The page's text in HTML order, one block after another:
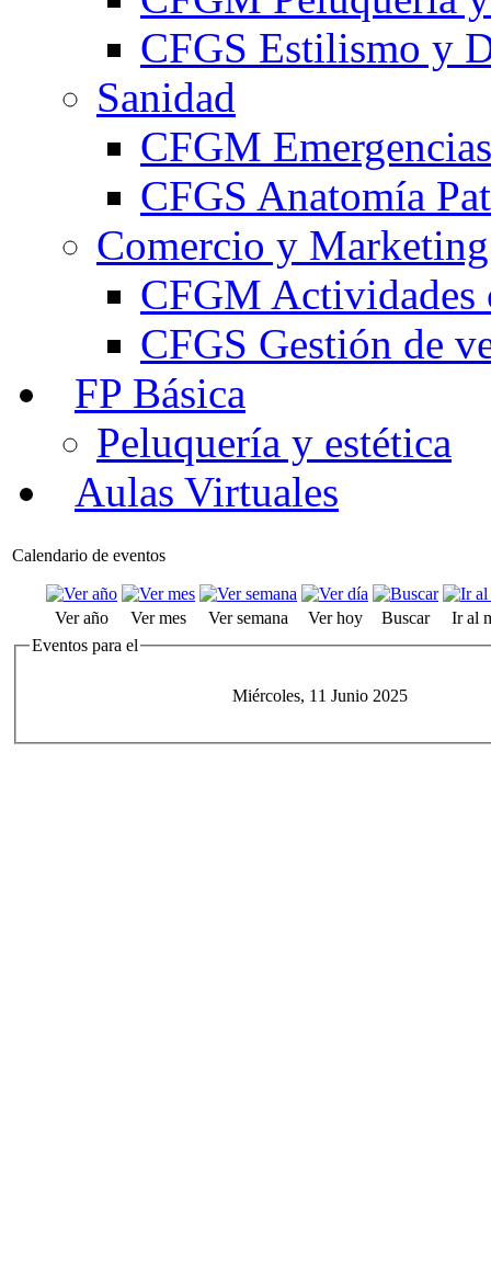
CFGS Estilismo y
Sanidad
CFGM
CFGS Anatomía
Comercio y Marketing
CFGM Actividades
CFGS Gestión de
FP Básica
Peluquería y estética
Aulas Virtuales
Calendario de eventos
Ver año Ver mes Ver semana Ver hoy Buscar
Ir al
Eventos para el
Miércoles, 11 Junio 2025